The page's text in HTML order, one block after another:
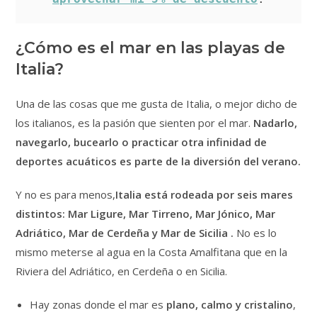
¿Cómo es el mar en las playas de
Italia?
Una de las cosas que me gusta de Italia, o mejor dicho de
los italianos, es la pasión que sienten por el mar. Nadarlo,
navegarlo, bucearlo o practicar otra infinidad de
deportes acuáticos es parte de la diversión del verano.
Y no es para menos,Italia está rodeada por seis mares
distintos: Mar Ligure, Mar Tirreno, Mar Jónico, Mar
Adriático, Mar de Cerdeña y Mar de Sicilia . No es lo
mismo meterse al agua en la Costa Amalfitana que en la
Riviera del Adriático, en Cerdeña o en Sicilia.
Hay zonas donde el mar es plano, calmo y cristalino,